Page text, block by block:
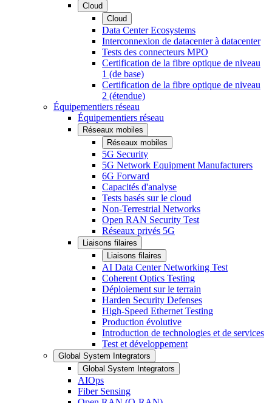
Cloud
Cloud
Data Center Ecosystems
Interconnexion de datacenter à datacenter
Tests des connecteurs MPO
Certification de la fibre optique de niveau
1 (de base)
Certification de la fibre optique de niveau
2 (étendue)
Équipementiers réseau
Équipementiers réseau
Réseaux mobiles
Réseaux mobiles
5G Security
5G Network Equipment Manufacturers
6G Forward
Capacités d'analyse
Tests basés sur le cloud
Non-Terrestrial Networks
Open RAN Security Test
Réseaux privés 5G
Liaisons filaires
Liaisons filaires
AI Data Center Networking Test
Coherent Optics Testing
Déploiement sur le terrain
Harden Security Defenses
High-Speed Ethernet Testing
Production évolutive
Introduction de technologies et de services
Test et développement
Global System Integrators
Global System Integrators
AIOps
Fiber Sensing